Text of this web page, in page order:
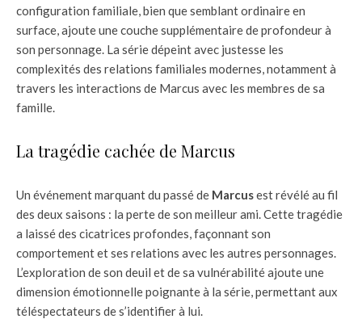
configuration familiale, bien que semblant ordinaire en
surface, ajoute une couche supplémentaire de profondeur à
son personnage. La série dépeint avec justesse les
complexités des relations familiales modernes, notamment à
travers les interactions de Marcus avec les membres de sa
famille.
La tragédie cachée de Marcus
Un événement marquant du passé de Marcusest révélé au fil
des deux saisons : la perte de son meilleur ami. Cette tragédie
a laissé des cicatrices profondes, façonnant son
comportement et ses relations avec les autres personnages.
L’exploration de son deuil et de sa vulnérabilité ajoute une
dimension émotionnelle poignante à la série, permettant aux
téléspectateurs de s’identifier à lui.